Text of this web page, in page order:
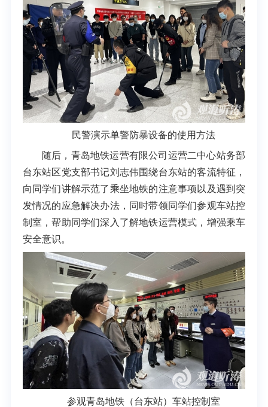
民警演示单警防暴设备的使用方法
随后，青岛地铁运营有限公司运营二中心站务部
台东站区党支部书记刘志伟围绕台东站的客流特征，
向同学们讲解示范了乘坐地铁的注意事项以及遇到突
发情况的应急解决办法，同时带领同学们参观车站控
制室，帮助同学们深入了解地铁运营模式，增强乘车
安全意识。
参观青岛地铁（台东站）车站控制室